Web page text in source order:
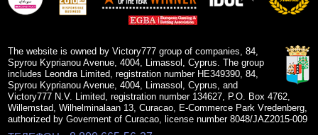
Sweet Harvest
The website is owned by Victory777 group of companies, 84,
Spyrou Kyprianou Avenue, 4004, Limassol, Cyprus. The group
includes Leondra Limited, registration number HE349390, 84,
Spyrou Kyprianou Avenue, 4004, Limassol, Cyprus, and
Victory777 N.V. Limited, registration number 134627, P.O. Box 4762,
Willemstad, Wilhelminalaan 13, Curacao, E-Commerce Park Vredenberg,
authorized by Goverment of Curacao, license number 8048/JAZ2015-009